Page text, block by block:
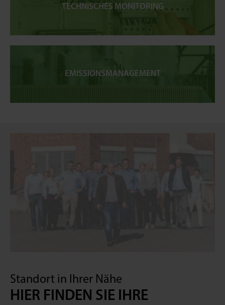
TECHNISCHES MONITORING
EMISSIONSMANAGEMENT
Standort in Ihrer Nähe
HIER FINDEN SIE IHRE